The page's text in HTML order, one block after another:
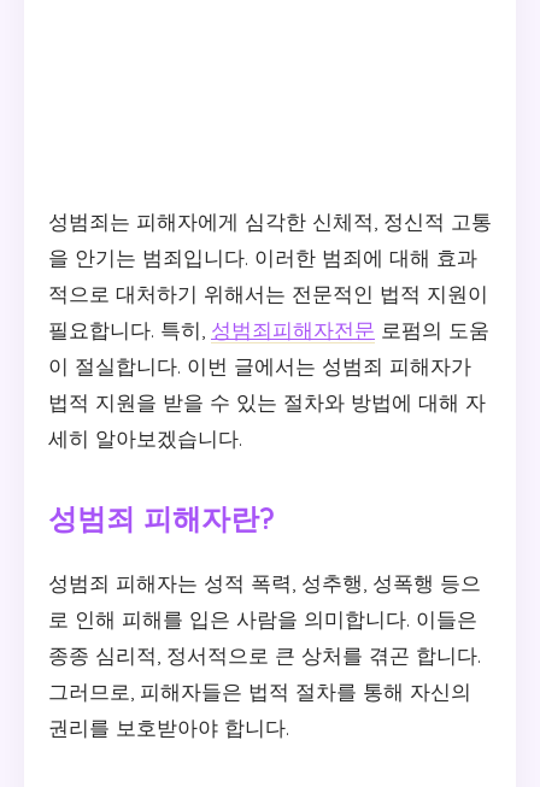
성범죄는 피해자에게 심각한 신체적, 정신적 고통
을 안기는 범죄입니다. 이러한 범죄에 대해 효과
적으로 대처하기 위해서는 전문적인 법적 지원이
필요합니다. 특히, 성범죄피해자전문 로펌의 도움
이 절실합니다. 이번 글에서는 성범죄 피해자가
법적 지원을 받을 수 있는 절차와 방법에 대해 자
세히 알아보겠습니다.
성범죄 피해자란?
성범죄 피해자는 성적 폭력, 성추행, 성폭행 등으
로 인해 피해를 입은 사람을 의미합니다. 이들은
종종 심리적, 정서적으로 큰 상처를 겪곤 합니다.
그러므로, 피해자들은 법적 절차를 통해 자신의
권리를 보호받아야 합니다.